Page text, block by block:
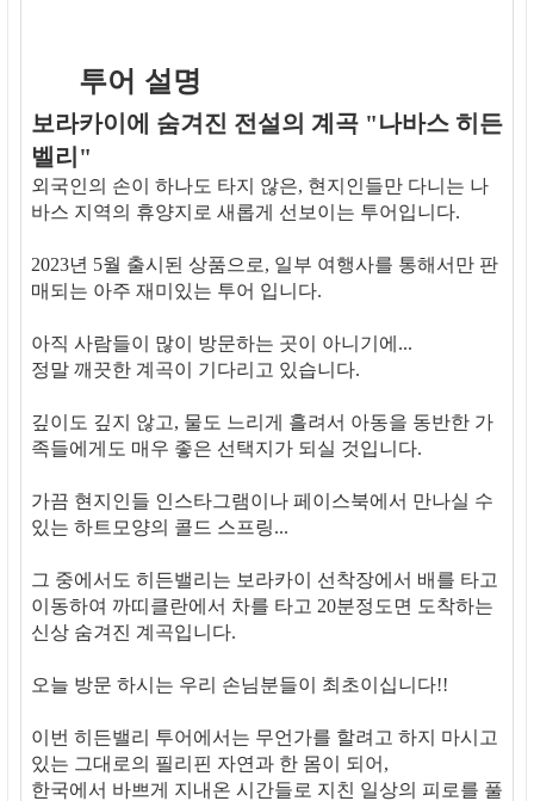
투어 설명
보라카이에 숨겨진 전설의 계곡 "나바스 히든
벨리"
외국인의 손이 하나도 타지 않은, 현지인들만 다니는 나
바스 지역의 휴양지로 새롭게 선보이는 투어입니다.
2023년 5월 출시된 상품으로, 일부 여행사를 통해서만 판
매되는 아주 재미있는 투어 입니다.
아직 사람들이 많이 방문하는 곳이 아니기에...
정말 깨끗한 계곡이 기다리고 있습니다.
깊이도 깊지 않고, 물도 느리게 흘려서 아동을 동반한 가
족들에게도 매우 좋은 선택지가 되실 것입니다.
가끔 현지인들 인스타그램이나 페이스북에서 만나실 수
있는 하트모양의 콜드 스프링...
그 중에서도 히든밸리는 보라카이 선착장에서 배를 타고
이동하여 까띠클란에서 차를 타고 20분정도면 도착하는
신상 숨겨진 계곡입니다.
오늘 방문 하시는 우리 손님분들이 최초이십니다!!
이번 히든밸리 투어에서는 무언가를 할려고 하지 마시고
있는 그대로의 필리핀 자연과 한 몸이 되어,
한국에서 바쁘게 지내온 시간들로 지친 일상의 피로를 풀